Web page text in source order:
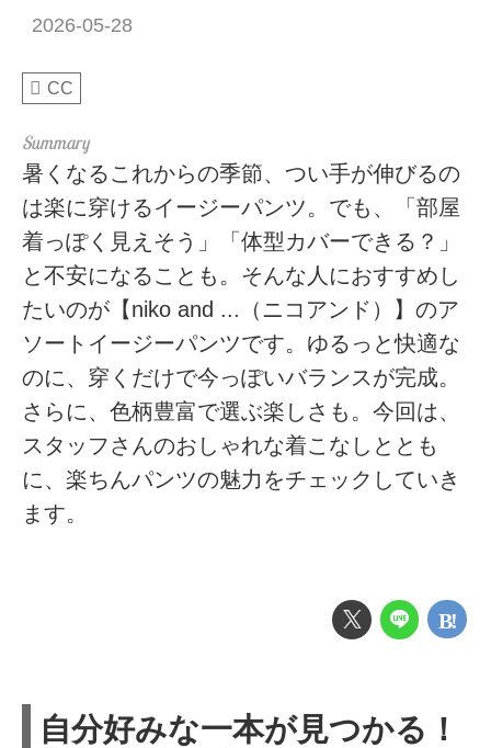
2026-05-28
CC
暑くなるこれからの季節、つい手が伸びるの
は楽に穿けるイージーパンツ。でも、「部屋
着っぽく見えそう」「体型カバーできる？」
と不安になることも。そんな人におすすめし
たいのが【niko and ...（ニコアンド）】のア
ソートイージーパンツです。ゆるっと快適な
のに、穿くだけで今っぽいバランスが完成。
さらに、色柄豊富で選ぶ楽しさも。今回は、
スタッフさんのおしゃれな着こなしととも
に、楽ちんパンツの魅力をチェックしていき
ます。
自分好みな一本が見つかる！